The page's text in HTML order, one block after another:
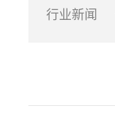
行业新闻